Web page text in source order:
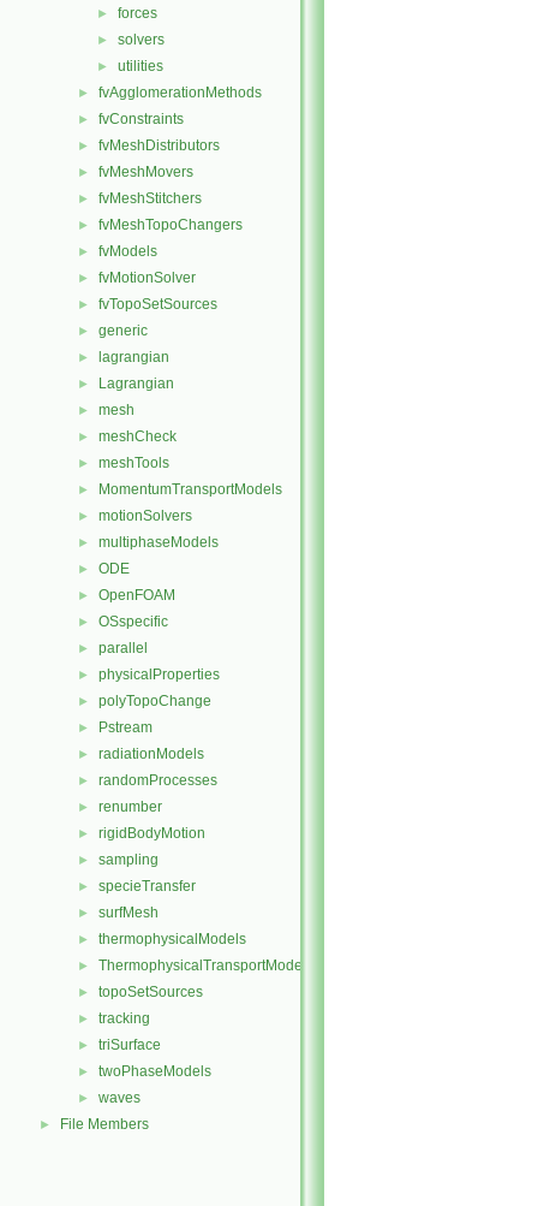
► forces
► solvers
► utilities
► fvAgglomerationMethods
► fvConstraints
► fvMeshDistributors
► fvMeshMovers
► fvMeshStitchers
► fvMeshTopoChangers
► fvModels
► fvMotionSolver
► fvTopoSetSources
► generic
► lagrangian
► Lagrangian
► mesh
► meshCheck
► meshTools
► MomentumTransportModels
► motionSolvers
► multiphaseModels
► ODE
► OpenFOAM
► OSspecific
► parallel
► physicalProperties
► polyTopoChange
► Pstream
► radiationModels
► randomProcesses
► renumber
► rigidBodyMotion
► sampling
► specieTransfer
► surfMesh
► thermophysicalModels
► ThermophysicalTransportModels
► topoSetSources
► tracking
► triSurface
► twoPhaseModels
► waves
► File Members